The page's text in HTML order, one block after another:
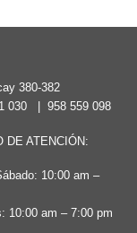
380-382
030 958 559 098
DE ATENCIÓN:
10:00 am –
10:00 am – 7:00 pm